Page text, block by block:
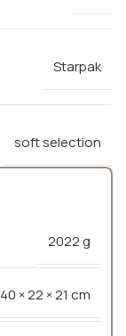
Starpak
soft selection
2022 g
40 × 22 × 21 cm